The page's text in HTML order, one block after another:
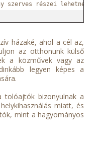
szerves részei
házaké, ahol a cél az,
az otthonunk külső
a közművek vagy az
legyen képes a
tolóajtók bizonyulnak a
miatt, és
mint a hagyományos